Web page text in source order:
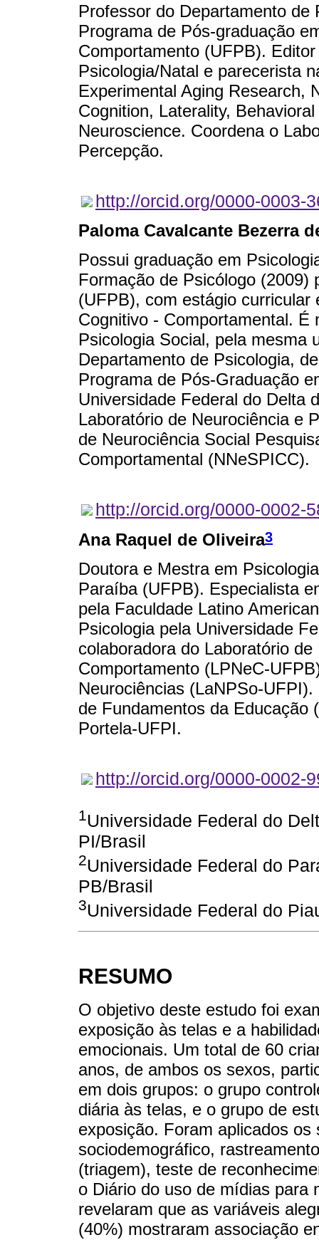
Professor do Departamento
Programa de Pós-graduação
Comportamento (UFPB).
Psicologia/Natal e parecerista
Experimental Aging Research,
Cognition, Laterality,
Neuroscience. Coordena o
Percepção.
http://orcid.org/0000-0003-
Paloma Cavalcante Bezerra
Possui graduação em
Formação de Psicólogo (2009)
(UFPB), com estágio
Cognitivo - Comportamental.
Psicologia Social, pela mesma
Departamento de Psicologia,
Programa de Pós-Graduação
Universidade Federal do Delta
Laboratório de Neurociência e
de Neurociência Social
Comportamental (NNeSPICC).
http://orcid.org/0000-0002-
Ana Raquel de Oliveira3
Doutora e Mestra em
Paraíba (UFPB). Especialista
pela Faculdade Latino
Psicologia pela Universidade
colaboradora do Laboratório
Comportamento (LPNeC-
Neurociências (LaNPSo-
de Fundamentos da Educação
Portela-UFPI.
http://orcid.org/0000-0002-
1Universidade Federal do
PI/Brasil
2Universidade Federal do
PB/Brasil
3Universidade Federal do
RESUMO
O objetivo deste estudo foi
exposição às telas e a
emocionais. Um total de 60
anos, de ambos os sexos,
em dois grupos: o grupo
diária às telas, e o grupo de
exposição. Foram aplicados
sociodemográfico,
(triagem), teste de
o Diário do uso de mídias para
revelaram que as variáveis
(40%) mostraram associação